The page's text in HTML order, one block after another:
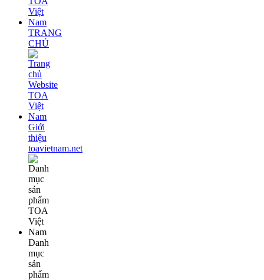
TRANG
CHỦ
Giới
thiệu
toavietnam.net
Danh
mục
sản
phẩm